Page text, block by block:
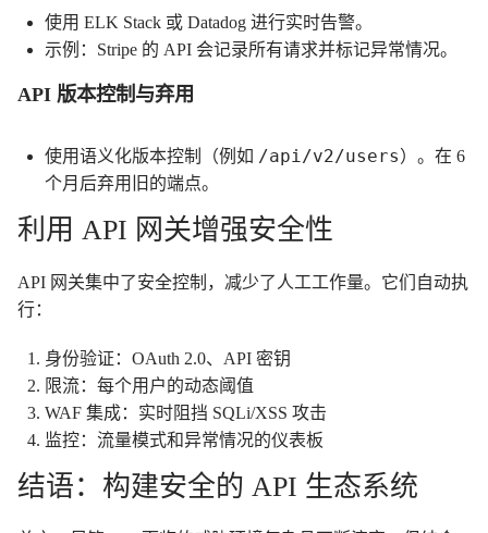
使用 ELK Stack 或 Datadog 进行实时告警。
示例：Stripe 的 API 会记录所有请求并标记异常情况。
API 版本控制与弃用
使用语义化版本控制（例如 /api/v2/users）。在 6
个月后弃用旧的端点。
利用 API 网关增强安全性
API 网关集中了安全控制，减少了人工工作量。它们自动执
行：
身份验证：OAuth 2.0、API 密钥
限流：每个用户的动态阈值
WAF 集成：实时阻挡 SQLi/XSS 攻击
监控：流量模式和异常情况的仪表板
结语：构建安全的 API 生态系统